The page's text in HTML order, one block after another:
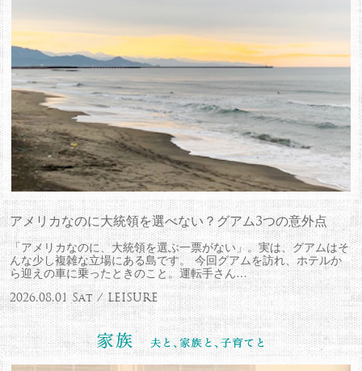
アメリカなのに大統領を選べない？グアム3つの意外点
「アメリカなのに、大統領を選ぶ一票がない」。実は、グアムはそ
んな少し複雑な立場にある島です。 今回グアムを訪れ、ホテルか
ら迎えの車に乗ったときのこと。運転手さん…
2026.08.01 Sat / LEISURE